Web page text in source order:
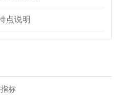
点说明
标